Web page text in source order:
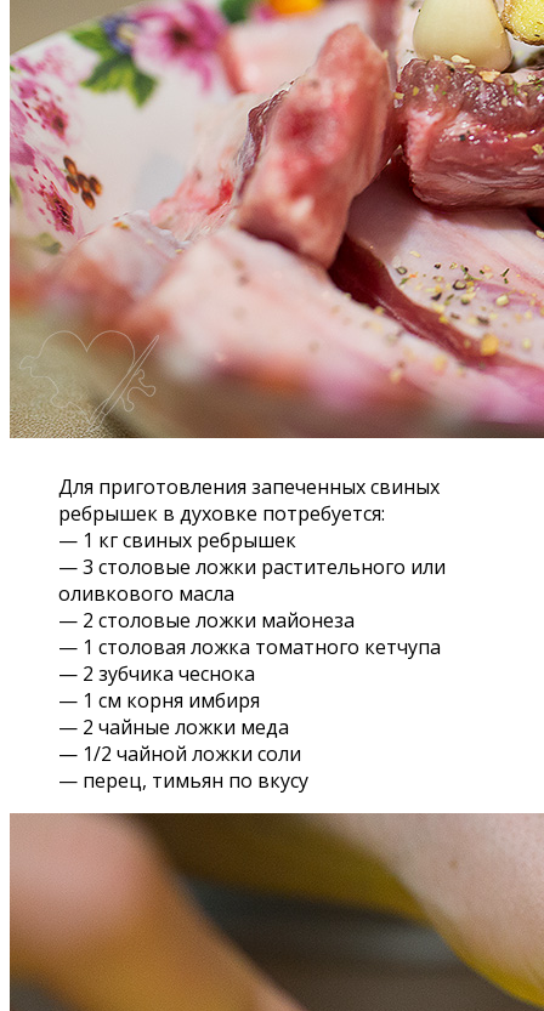
Для приготовления запеченных свиных
ребрышек в духовке потребуется:
— 1 кг свиных ребрышек
— 3 столовые ложки растительного или
оливкового масла
— 2 столовые ложки майонеза
— 1 столовая ложка томатного кетчупа
— 2 зубчика чеснока
— 1 см корня имбиря
— 2 чайные ложки меда
— 1/2 чайной ложки соли
— перец, тимьян по вкусу